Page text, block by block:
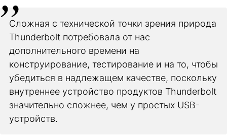
Сложная с технической точки зрения природа
Thunderbolt потребовала от нас
дополнительного времени на
конструирование, тестирование и на то, чтобы
убедиться в надлежащем качестве, поскольку
внутреннее устройство продуктов Thunderbolt
значительно сложнее, чем у простых USB-
устройств.